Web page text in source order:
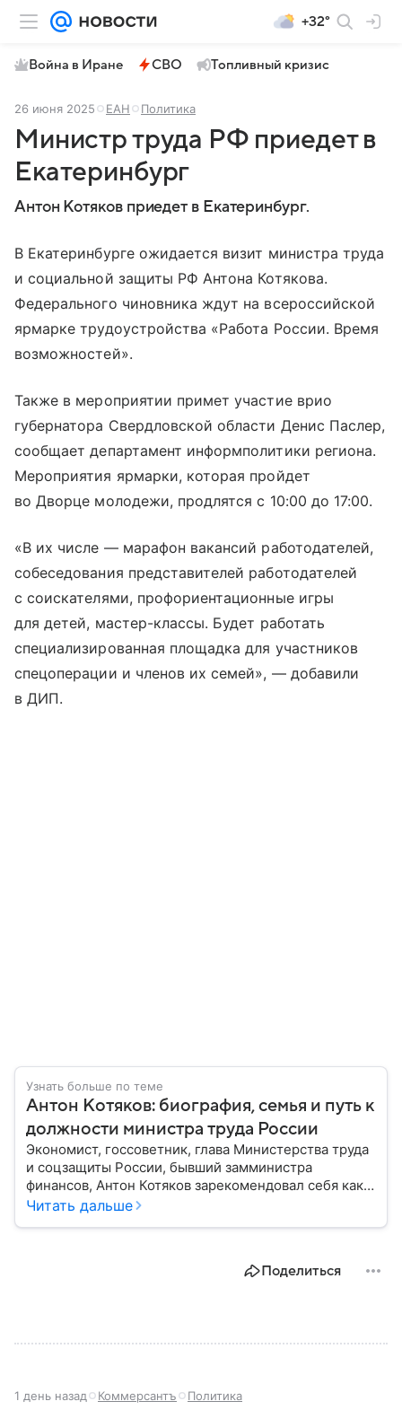
+32°
Война в Иране СВО Топливный кризис
26 июня 2025 ЕАН Политика
Министр труда РФ приедет в
Екатеринбург
Антон Котяков приедет в Екатеринбург.
В Екатеринбурге ожидается визит министра труда
и социальной защиты РФ Антона Котякова.
Федерального чиновника ждут на всероссийской
ярмарке трудоустройства «Работа России. Время
возможностей».
Также в мероприятии примет участие врио
губернатора Свердловской области Денис Паслер,
сообщает департамент информполитики региона.
Мероприятия ярмарки, которая пройдет
во Дворце молодежи, продлятся с 10:00 до 17:00.
«В их числе — марафон вакансий работодателей,
собеседования представителей работодателей
с соискателями, профориентационные игры
для детей, мастер-классы. Будет работать
специализированная площадка для участников
спецоперации и членов их семей», — добавили
в ДИП.
Узнать больше по теме
Антон Котяков: биография, семья и путь к
должности министра труда России
Экономист, госсоветник, глава Министерства труда
и соцзащиты России, бывший замминистра
финансов, Антон Котяков зарекомендовал себя как
профессионал в области управления, успешно
Читать дальше
Поделиться
1 день назад Коммерсантъ Политика